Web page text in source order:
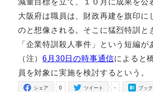
減量目標を立て、１０月に成果を公
大阪府は職員は、財政再建を旗印
のと想像される。そこに猛烈特訓
「企業特訓殺人事件」という短編
（注）6月30日の時事通信によると
員を対象に実施を検討するという。
0
シェア -
ツイート ブッ